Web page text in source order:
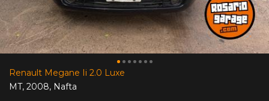
Renault Megane Ii 2.0 Luxe
MT, 2008, Nafta